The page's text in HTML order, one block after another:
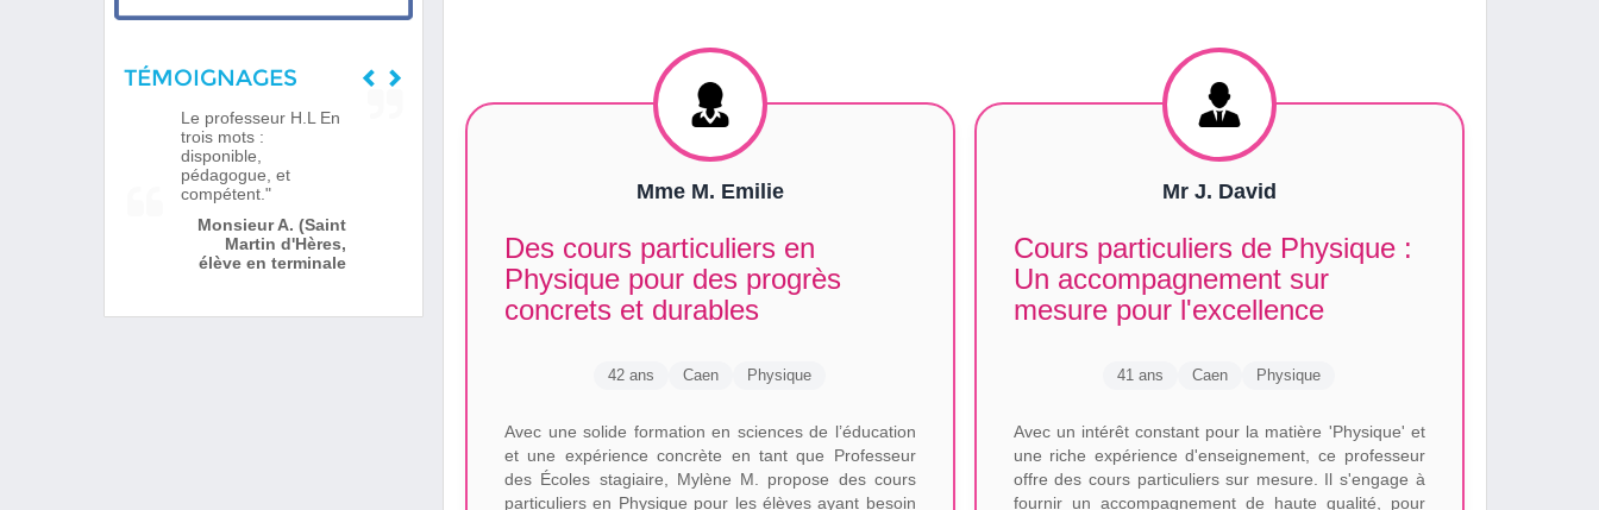
TÉMOIGNAGES
Le professeur H.L En
trois mots :
disponible,
pédagogue, et
compétent."
Monsieur A. (Saint
Martin d'Hères,
élève en terminale
Mme M. Emilie
Des cours particuliers en
Physique pour des progrès
concrets et durables
42 ans Caen Physique
Avec une solide formation en sciences de l’éducation
et une expérience concrète en tant que Professeur
des Écoles stagiaire, Mylène M. propose des cours
particuliers en Physique pour les élèves ayant besoin
Mr J. David
Cours particuliers de Physique :
Un accompagnement sur
mesure pour l'excellence
41 ans Caen Physique
Avec un intérêt constant pour la matière 'Physique' et
une riche expérience d'enseignement, ce professeur
offre des cours particuliers sur mesure. Il s'engage à
fournir un accompagnement de haute qualité, pour